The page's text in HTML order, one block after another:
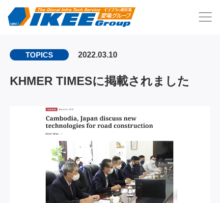
TOPICS 2022.03.10
KHMER TIMESに掲載されました